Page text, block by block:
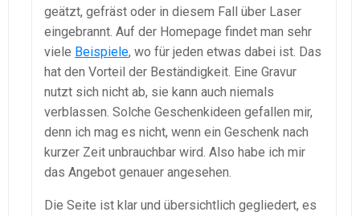
geätzt, gefräst oder in diesem Fall über Laser
eingebrannt. Auf der Homepage findet man sehr
viele Beispiele, wo für jeden etwas dabei ist. Das
hat den Vorteil der Beständigkeit. Eine Gravur
nutzt sich nicht ab, sie kann auch niemals
verblassen. Solche Geschenkideen gefallen mir,
denn ich mag es nicht, wenn ein Geschenk nach
kurzer Zeit unbrauchbar wird. Also habe ich mir
das Angebot genauer angesehen.
Die Seite ist klar und übersichtlich gegliedert, es